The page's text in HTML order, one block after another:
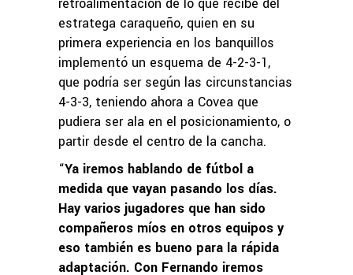
retroalimentación de lo que recibe del
estratega caraqueño, quien en su
primera experiencia en los banquillos
implementó un esquema de 4-2-3-1,
que podría ser según las circunstancias
4-3-3, teniendo ahora a Covea que
pudiera ser ala en el posicionamiento, o
partir desde el centro de la cancha.
“Ya iremos hablando de fútbol a
medida que vayan pasando los días.
Hay varios jugadores que han sido
compañeros míos en otros equipos y
eso también es bueno para la rápida
adaptación. Con Fernando iremos